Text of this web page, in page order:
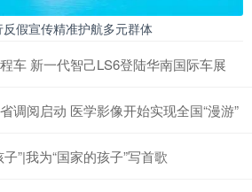
假宣传精准护航多元群体
车 新一代智己LS6登陆华南国际车展
调阅启动 医学影像开始实现全国“漫游”
”|我为“国家的孩子”写首歌